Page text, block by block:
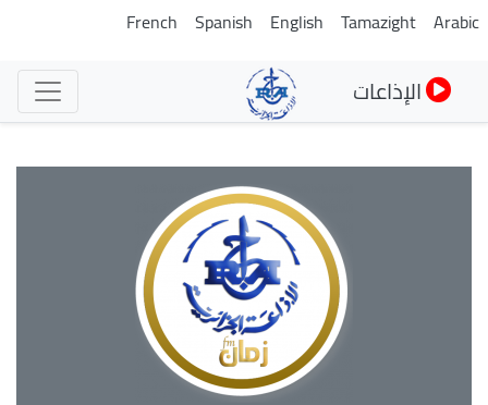
تجاوز
المحتوى
الرئيسي
Tamazight
English
Spanish
French
الإذاعات